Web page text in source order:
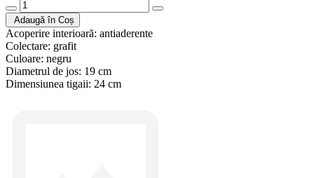
Adaugă în Coș
Acoperire interioară: antiaderente
Colectare: grafit
Culoare: negru
Diametrul de jos: 19 cm
Dimensiunea tigaii: 24 cm